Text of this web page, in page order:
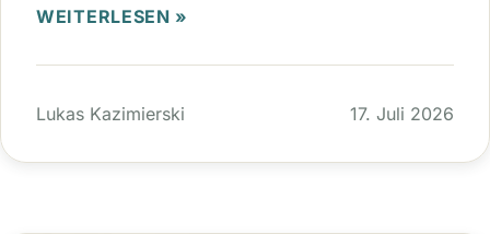
WEITERLESEN »
Lukas Kazimierski 17. Juli 2026